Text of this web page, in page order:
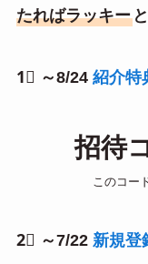
たればラッキー
1⃣ ～8/24 紹介特
招待
このコー
2⃣ ～7/22 新規登